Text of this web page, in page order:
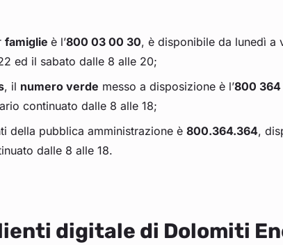
famiglie è l’800 03 00 30, è disponibile da lunedì a
ed il sabato dalle 8 alle 20;
, il numero verde messo a disposizione è l’800
continuato dalle 8 alle 18;
della pubblica amministrazione è 800.364.364,
dalle 8 alle 18.
digitale di Dolomiti